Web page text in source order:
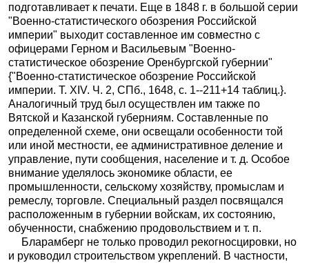
подготавливает к печати. Еще в 1848 г. в большой серии
"Военно-статистического обозрения Российской
империи" выходит составленное им совместно с
офицерами Герном и Васильевым "Военно-
статистическое обозрение Оренбургской губернии"
{"Военно-статистическое обозрение Российской
империи. Т. XIV. Ч. 2, СПб., 1648, с. 1--211+14 таблиц.}.
Аналогичный труд был осуществлен им также по
Вятской и Казанской губерниям. Составленные по
определенной схеме, они освещали особенности той
или иной местности, ее административное деление и
управление, пути сообщения, население и т. д. Особое
внимание уделялось экономике области, ее
промышленности, сельскому хозяйству, промыслам и
ремеслу, торговле. Специальный раздел посвящался
расположенным в губернии войскам, их состоянию,
обученности, снабжению продовольствием и т. п.
Бларамберг не только проводил рекогносцировки, но
и руководил строительством укреплений. В частности,